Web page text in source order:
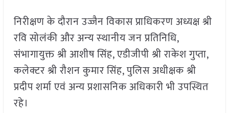
निरीक्षण के दौरान उज्जैन विकास प्राधिकरण अध्यक्ष श्री
रवि सोलंकी और अन्‍य स्‍थानीय जन प्रतिनिधि,
संभागायुक्त श्री आशीष सिंह, एडीजीपी श्री राकेश गुप्ता,
कलेक्टर श्री रौशन कुमार सिंह, पुलिस अधीक्षक श्री
प्रदीप शर्मा एवं अन्य प्रशासनिक अधिकारी भी उपस्थित
रहे।